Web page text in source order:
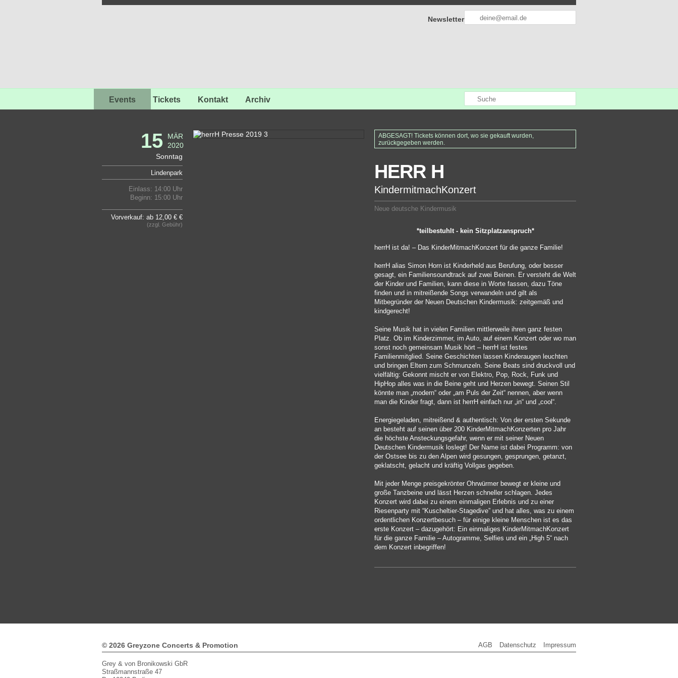
Newsletter
Events Tickets Kontakt Archiv
15
MÄR
2020
Sonntag
Lindenpark
Einlass: 14:00 Uhr
Beginn: 15:00 Uhr
Vorverkauf: ab 12,00 € €
(zzgl. Gebühr)
ABGESAGT! Tickets können dort, wo sie gekauft wurden,
zurückgegeben werden.
HERR H
KindermitmachKonzert
Neue deutsche Kindermusik
*teilbestuhlt - kein Sitzplatzanspruch*
herrH ist da! – Das KinderMitmachKonzert für die ganze Familie!
herrH alias Simon Horn ist Kinderheld aus Berufung, oder besser
gesagt, ein Familiensoundtrack auf zwei Beinen. Er versteht die Welt
der Kinder und Familien, kann diese in Worte fassen, dazu Töne
finden und in mitreißende Songs verwandeln und gilt als
Mitbegründer der Neuen Deutschen Kindermusik: zeitgemäß und
kindgerecht!
Seine Musik hat in vielen Familien mittlerweile ihren ganz festen
Platz. Ob im Kinderzimmer, im Auto, auf einem Konzert oder wo man
sonst noch gemeinsam Musik hört – herrH ist festes
Familienmitglied. Seine Geschichten lassen Kinderaugen leuchten
und bringen Eltern zum Schmunzeln. Seine Beats sind druckvoll und
vielfältig: Gekonnt mischt er von Elektro, Pop, Rock, Funk und
HipHop alles was in die Beine geht und Herzen bewegt. Seinen Stil
könnte man „modern“ oder „am Puls der Zeit“ nennen, aber wenn
man die Kinder fragt, dann ist herrH einfach nur „in“ und „cool“.
Energiegeladen, mitreißend & authentisch: Von der ersten Sekunde
an besteht auf seinen über 200 KinderMitmachKonzerten pro Jahr
die höchste Ansteckungsgefahr, wenn er mit seiner Neuen
Deutschen Kindermusik loslegt! Der Name ist dabei Programm: von
der Ostsee bis zu den Alpen wird gesungen, gesprungen, getanzt,
geklatscht, gelacht und kräftig Vollgas gegeben.
Mit jeder Menge preisgekrönter Ohrwürmer bewegt er kleine und
große Tanzbeine und lässt Herzen schneller schlagen. Jedes
Konzert wird dabei zu einem einmaligen Erlebnis und zu einer
Riesenparty mit “Kuscheltier-Stagedive” und hat alles, was zu einem
ordentlichen Konzertbesuch – für einige kleine Menschen ist es das
erste Konzert – dazugehört: Ein einmaliges KinderMitmachKonzert
für die ganze Familie – Autogramme, Selfies und ein „High 5“ nach
dem Konzert inbegriffen!
© 2026 Greyzone Concerts & Promotion AGB Datenschutz Impressum
Grey & von Bronikowski GbR
Straßmannstraße 47